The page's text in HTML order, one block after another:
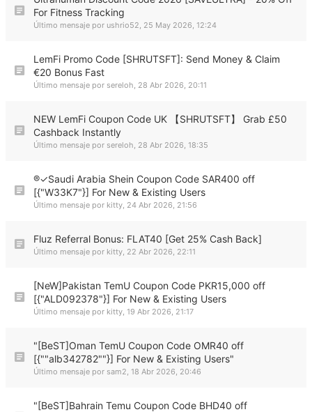
For Fitness Tracking
Último mensaje por ushrio52, 25 May 2026, 12:24
LemFi Promo Code [SHRUTSFT]: Send Money & Claim
€20 Bonus Fast
Último mensaje por sereloh, 28 Abr 2026, 20:11
NEW LemFi Coupon Code UK 【SHRUTSFT】 Grab £50
Cashback Instantly
Último mensaje por sereloh, 28 Abr 2026, 18:35
®✓Saudi Arabia Shein Coupon Code SAR400 off
[{"W33K7"}] For New & Existing Users
Último mensaje por kitty, 24 Abr 2026, 21:56
Fluz Referral Bonus: FLAT40 [Get 25% Cash Back]
Último mensaje por kitty, 22 Abr 2026, 22:11
[NeW]Pakistan TemU Coupon Code PKR15,000 off
[{"ALD092378"}] For New & Existing Users
Último mensaje por kitty, 19 Abr 2026, 21:17
"[BeST]Oman TemU Coupon Code OMR40 off
[{""alb342782""}] For New & Existing Users"
Último mensaje por sam2, 18 Abr 2026, 20:46
"[BeST]Bahrain Temu Coupon Code BHD40 off